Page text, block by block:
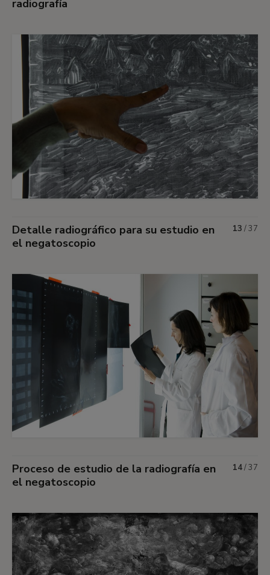
radiografía
Detalle radiográfico para su estudio en
el negatoscopio
13 /37
Proceso de estudio de la radiografía en
el negatoscopio
14/37